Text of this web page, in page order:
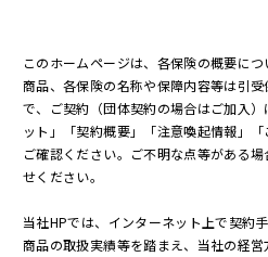
このホームページは、各保険の概要に
商品、各保険の名称や保障内容等は引
で、ご契約（団体契約の場合はご加入
ット」「契約概要」「注意喚起情報」
ご確認ください。ご不明な点等がある
せください。
当社HPでは、インターネット上で契約
商品の取扱実績等を踏まえ、当社の経